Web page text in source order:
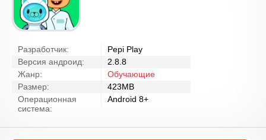
Разработчик:
Pepi Play
Версия андроид:
2.8.8
Жанр:
Обучающие
Размер:
423MB
Операционная
система:
Android 8+